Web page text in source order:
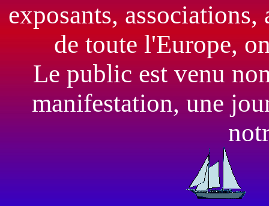
exposants,
de toute l'Europe,
Le public est venu
manifestation, une